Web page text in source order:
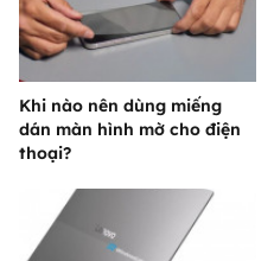
Khi nào nên dùng miếng
dán màn hình mờ cho điện
thoại?